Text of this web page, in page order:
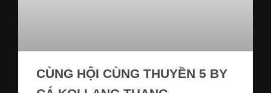
CÙNG HỘI CÙNG THUYỀN 5 BY